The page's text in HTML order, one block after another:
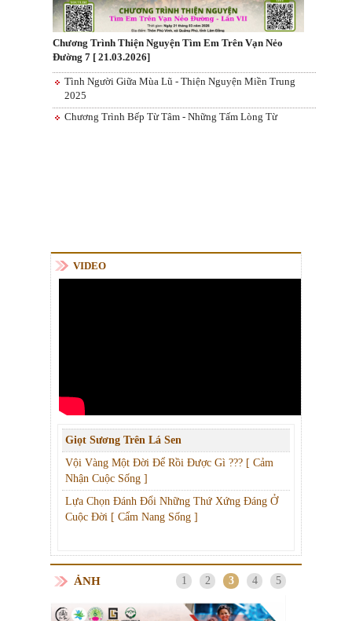
Chương Trình Thiện Nguyện Tìm Em Trên Vạn Nẻo
Đường 7 [ 21.03.2026]
Tình Người Giữa Mùa Lũ - Thiện Nguyện Miền Trung
2025
Chương Trình Bếp Từ Tâm - Những Tấm Lòng Từ
VIDEO
Giọt Sương Trên Lá Sen
Vội Vàng Một Đời Để Rồi Được Gì ??? [ Cảm
Nhận Cuộc Sống ]
Lựa Chọn Đánh Đổi Những Thứ Xứng Đáng Ở
Cuộc Đời [ Cẩm Nang Sống ]
ẢNH 1 2 3 4 5